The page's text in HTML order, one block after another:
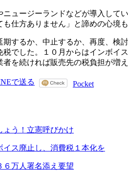
ュージーランドなどが導入して
仕方ありません」と諦めの心境
するか、中止するか、再度、検
税でした。１０月からはインボイ
を続ければ販売先の税負担が増
Pocket
ょう！立憲呼びかけ
イス廃止し、消費税１本化を
６万人署名添え要望